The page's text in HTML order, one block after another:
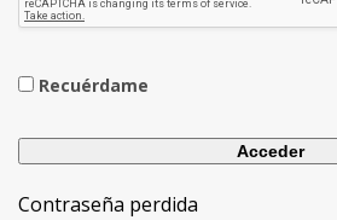
Recuérdame
Contraseña perdida